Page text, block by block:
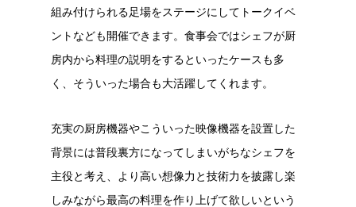
組み付けられる足場をステージにしてトークイベ
ントなども開催できます。食事会ではシェフが厨
房内から料理の説明をするといったケースも多
く、そういった場合も大活躍してくれます。
充実の厨房機器やこういった映像機器を設置した
背景には普段裏方になってしまいがちなシェフを
主役と考え、より高い想像力と技術力を披露し楽
しみながら最高の料理を作り上げて欲しいという